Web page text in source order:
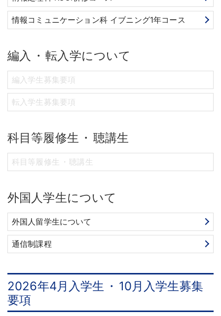
情報コミュニケーション科 イブニング1年コース
編入 ・ 転入学について
編入学生募集要項
転入学生募集要項
科目等履修生 ・ 聴講生
科目等履修生 ・ 聴講生
外国人学生について
外国人留学生について
通信制課程
2026年4月入学生 ・ 10月入学生募集
要項